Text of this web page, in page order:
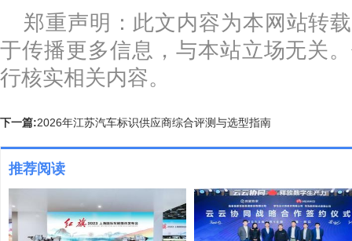
郑重声明：此文内容为本网站转
于传播更多信息，与本站立场无关
行核实相关内容。
下一篇:2026年江苏汽车标识供应商综合评测与选型指南
推荐阅读